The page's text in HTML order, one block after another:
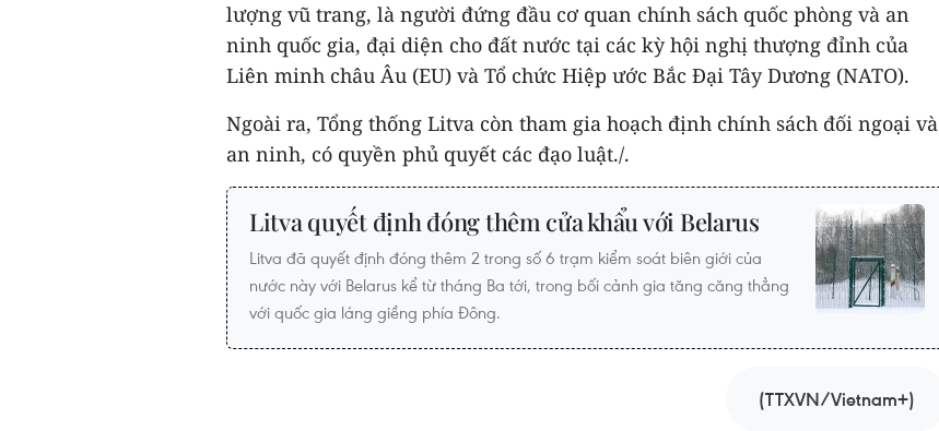
lượng vũ trang, là người đứng đầu cơ quan chính sách quốc phòng và an
ninh quốc gia, đại diện cho đất nước tại các kỳ hội nghị thượng đỉnh của
Liên minh châu Âu (EU) và Tổ chức Hiệp ước Bắc Đại Tây Dương (NATO).
Ngoài ra, Tổng thống Litva còn tham gia hoạch định chính sách đối ngoại và
an ninh, có quyền phủ quyết các đạo luật./.
Litva quyết định đóng thêm cửa khẩu với Belarus
Litva đã quyết định đóng thêm 2 trong số 6 trạm kiểm soát biên giới của
nước này với Belarus kể từ tháng Ba tới, trong bối cảnh gia tăng căng thẳng
với quốc gia láng giềng phía Đông.
(TTXVN/Vietnam+)